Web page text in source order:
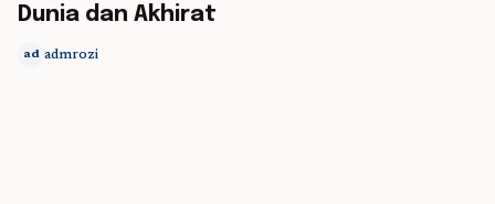
Dunia dan Akhirat
ad admrozi